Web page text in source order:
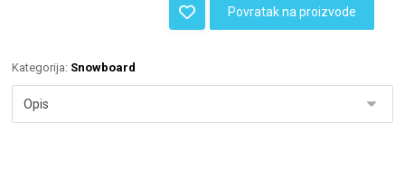
Povratak na proizvode
Kategorija: Snowboard